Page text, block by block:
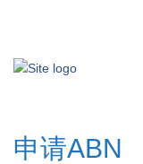
申请ABN